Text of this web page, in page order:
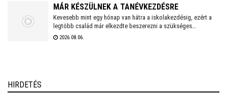
MÁR KÉSZÜLNEK A TANÉVKEZDÉSRE
Kevesebb mint egy hónap van hátra a iskolakezdésig, ezért a
legtöbb család már elkezdte beszerezni a szükséges
tanszereket. A fehérvári papír-írószer üzletek már július eleje
2026.08.06.
HIRDETÉS